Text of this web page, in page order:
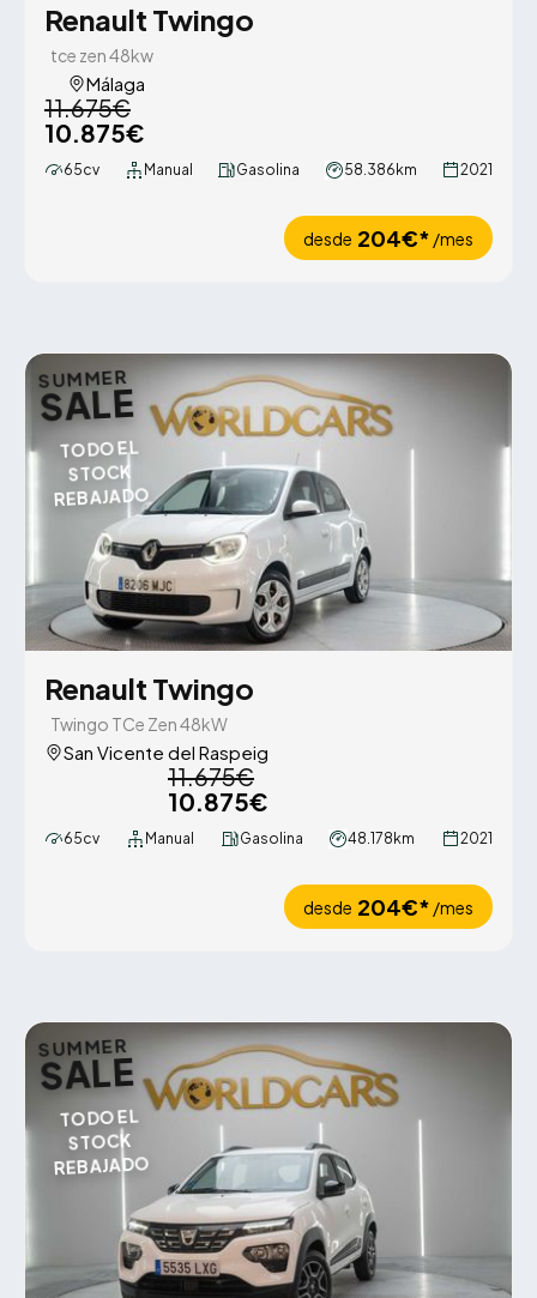
Renault Twingo
tce zen 48kw
Málaga
11.675€
10.875€
65cv Manual Gasolina 58.386km 2021
desde 204€* /mes
SUMMER
SALE
TODO EL
STOCK
REBAJADO
Renault Twingo
Twingo TCe Zen 48kW
San Vicente del Raspeig
11.675€
10.875€
65cv Manual Gasolina 48.178km 2021
desde 204€* /mes
SUMMER
SALE
TODO EL
STOCK
REBAJADO